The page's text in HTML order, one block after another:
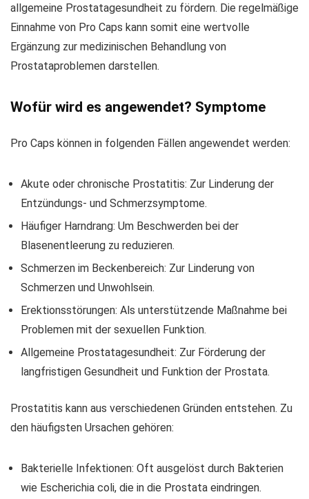
allgemeine Prostatagesundheit zu fördern. Die regelmäßige
Einnahme von Pro Caps kann somit eine wertvolle
Ergänzung zur medizinischen Behandlung von
Prostataproblemen darstellen.
Wofür wird es angewendet? Symptome
Pro Caps können in folgenden Fällen angewendet werden:
Akute oder chronische Prostatitis: Zur Linderung der
Entzündungs- und Schmerzsymptome.
Häufiger Harndrang: Um Beschwerden bei der
Blasenentleerung zu reduzieren.
Schmerzen im Beckenbereich: Zur Linderung von
Schmerzen und Unwohlsein.
Erektionsstörungen: Als unterstützende Maßnahme bei
Problemen mit der sexuellen Funktion.
Allgemeine Prostatagesundheit: Zur Förderung der
langfristigen Gesundheit und Funktion der Prostata.
Prostatitis kann aus verschiedenen Gründen entstehen. Zu
den häufigsten Ursachen gehören:
Bakterielle Infektionen: Oft ausgelöst durch Bakterien
wie Escherichia coli, die in die Prostata eindringen.